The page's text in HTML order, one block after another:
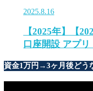
2025.8.16
【2025年】【
口座開設 アプ
資金1万円→3ヶ月後どう